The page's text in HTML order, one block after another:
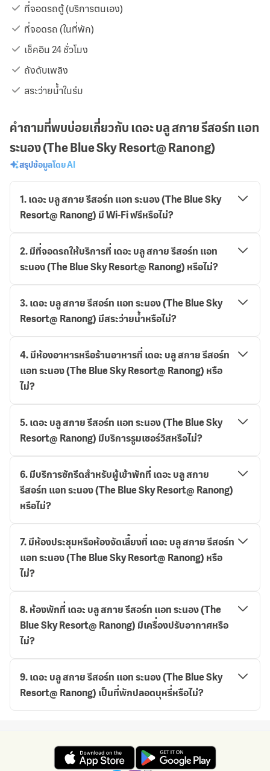
ที่จอดรถตู้ (บริการตนเอง)
ที่จอดรถ (ในที่พัก)
เช็คอิน 24 ชั่วโมง
ถังดับเพลิง
สระว่ายน้ำในร่ม
คำถามที่พบบ่อยเกี่ยวกับ เดอะ บลู สกาย รีสอร์ท แอท
ระนอง (The Blue Sky Resort@ Ranong)
สรุปข้อมูลโดย AI
1.เดอะ บลู สกาย รีสอร์ท แอท ระนอง (The Blue Sky
Resort@ Ranong) มี Wi-Fi ฟรีหรือไม่?
2.มีที่จอดรถให้บริการที่ เดอะ บลู สกาย รีสอร์ท แอท
ระนอง (The Blue Sky Resort@ Ranong) หรือไม่?
3.เดอะ บลู สกาย รีสอร์ท แอท ระนอง (The Blue Sky
Resort@ Ranong) มีสระว่ายน้ำหรือไม่?
4.มีห้องอาหารหรือร้านอาหารที่ เดอะ บลู สกาย รีสอร์ท
แอท ระนอง (The Blue Sky Resort@ Ranong) หรือ
ไม่?
5.เดอะ บลู สกาย รีสอร์ท แอท ระนอง (The Blue Sky
Resort@ Ranong) มีบริการรูมเซอร์วิสหรือไม่?
6.มีบริการซักรีดสำหรับผู้เข้าพักที่ เดอะ บลู สกาย
รีสอร์ท แอท ระนอง (The Blue Sky Resort@ Ranong)
หรือไม่?
7.มีห้องประชุมหรือห้องจัดเลี้ยงที่ เดอะ บลู สกาย รีสอร์ท
แอท ระนอง (The Blue Sky Resort@ Ranong) หรือ
ไม่?
8.ห้องพักที่ เดอะ บลู สกาย รีสอร์ท แอท ระนอง (The
Blue Sky Resort@ Ranong) มีเครื่องปรับอากาศหรือ
ไม่?
9.เดอะ บลู สกาย รีสอร์ท แอท ระนอง (The Blue Sky
Resort@ Ranong) เป็นที่พักปลอดบุหรี่หรือไม่?